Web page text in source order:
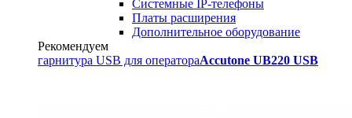
Системные IP-телефоны
Платы расширения
Дополнительное оборудование
Рекомендуем
гарнитура USB для оператораAccutone UB220 USB